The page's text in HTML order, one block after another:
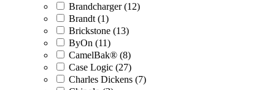
Brandcharger (12)
Brandt (1)
Brickstone (13)
ByOn (11)
CamelBak® (8)
Case Logic (27)
Charles Dickens (7)